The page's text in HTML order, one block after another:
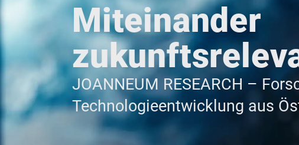
Miteinander
JOANNEUM RESEARCH –
Technologieentwicklung aus